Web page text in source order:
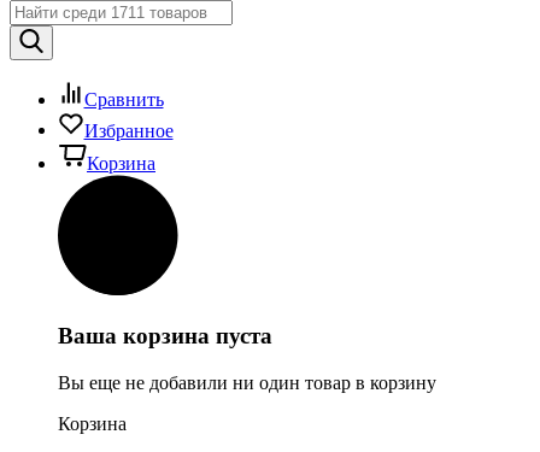
Сравнить
Избранное
Корзина
Ваша корзина пуста
Вы еще не добавили ни один товар в корзину
Корзина